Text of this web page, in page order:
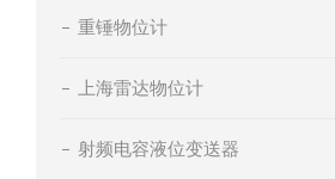
重锤物位计
上海雷达物位计
射频电容液位变送器